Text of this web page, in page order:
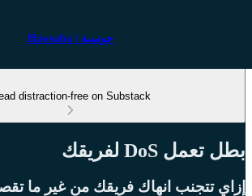
Hawsaba | حوسبة
distraction-free on Substack
بطل تعمل DoS لفريقك
إزاي تتجنب انهاك فريقك من غير ما